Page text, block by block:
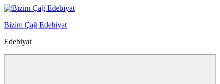
İçeriğe
Bizim Çağ Edebiyat
Edebiyat